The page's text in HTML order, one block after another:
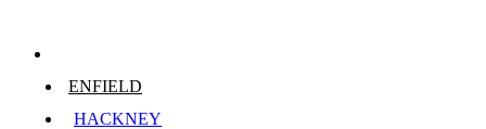
ENFIELD
HACKNEY